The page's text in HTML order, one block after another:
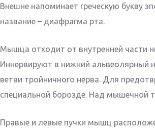
Внешне напоминает греческую букву
название – диафрагма рта.
Мышца отходит от внутренней части
Иннервируют в нижний альвеолярный
ветви тройничного нерва. Для
специальной борозде. Над мышечной
Правые и левые пучки мышц